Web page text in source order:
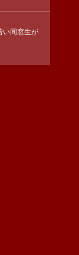
い同窓生が